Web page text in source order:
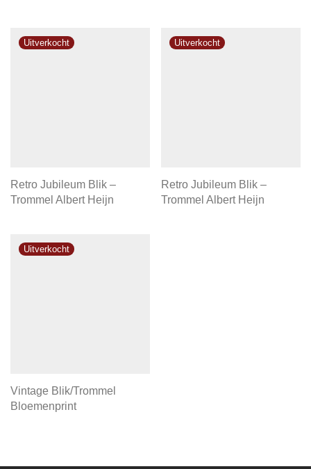
Retro Jubileum Blik –
Trommel Albert Heijn
Retro Jubileum Blik –
Trommel Albert Heijn
Vintage Blik/Trommel
Bloemenprint